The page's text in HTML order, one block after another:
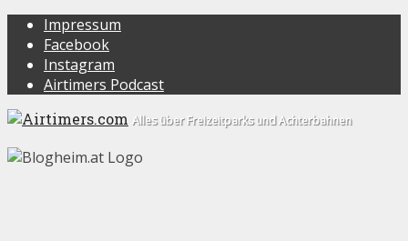
Impressum
Facebook
Instagram
Airtimers Podcast
Alles über Freizeitparks und Achterbahnen